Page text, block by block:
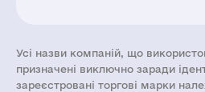
Усі назви компаній, що
призначені виключно заради
зареєстровані торгові марки